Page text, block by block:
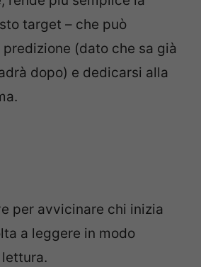
target – che può
(dato che sa già
dopo) e dedicarsi alla
per avvicinare chi inizia
a leggere in modo